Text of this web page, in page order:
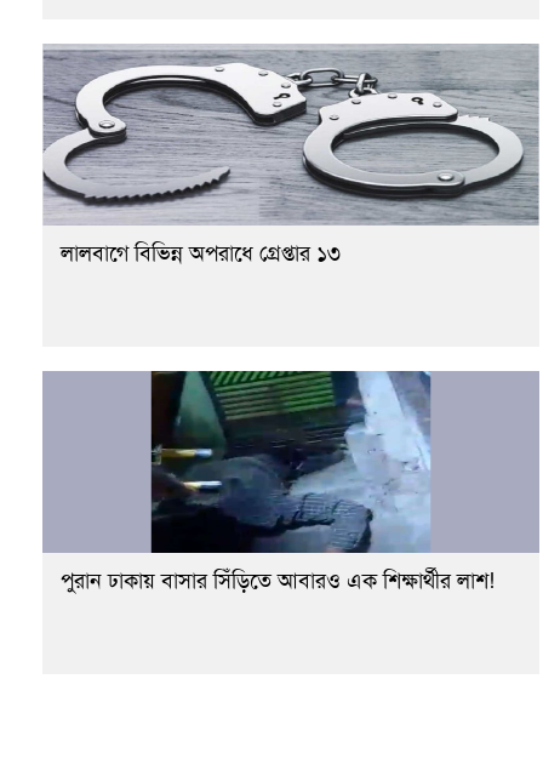
লালবাগে বিভিন্ন অপরাধে গ্রেপ্তার ১৩
পুরান ঢাকায় বাসার সিঁড়িতে আবারও এক শিক্ষার্থীর লাশ!